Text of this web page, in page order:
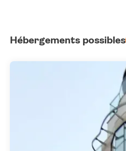
Hébergements possibles